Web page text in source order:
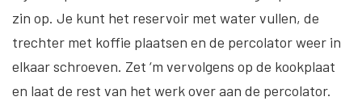
zin op. Je kunt het reservoir met water vullen, de
trechter met koffie plaatsen en de percolator weer in
elkaar schroeven. Zet ‘m vervolgens op de kookplaat
en laat de rest van het werk over aan de percolator.